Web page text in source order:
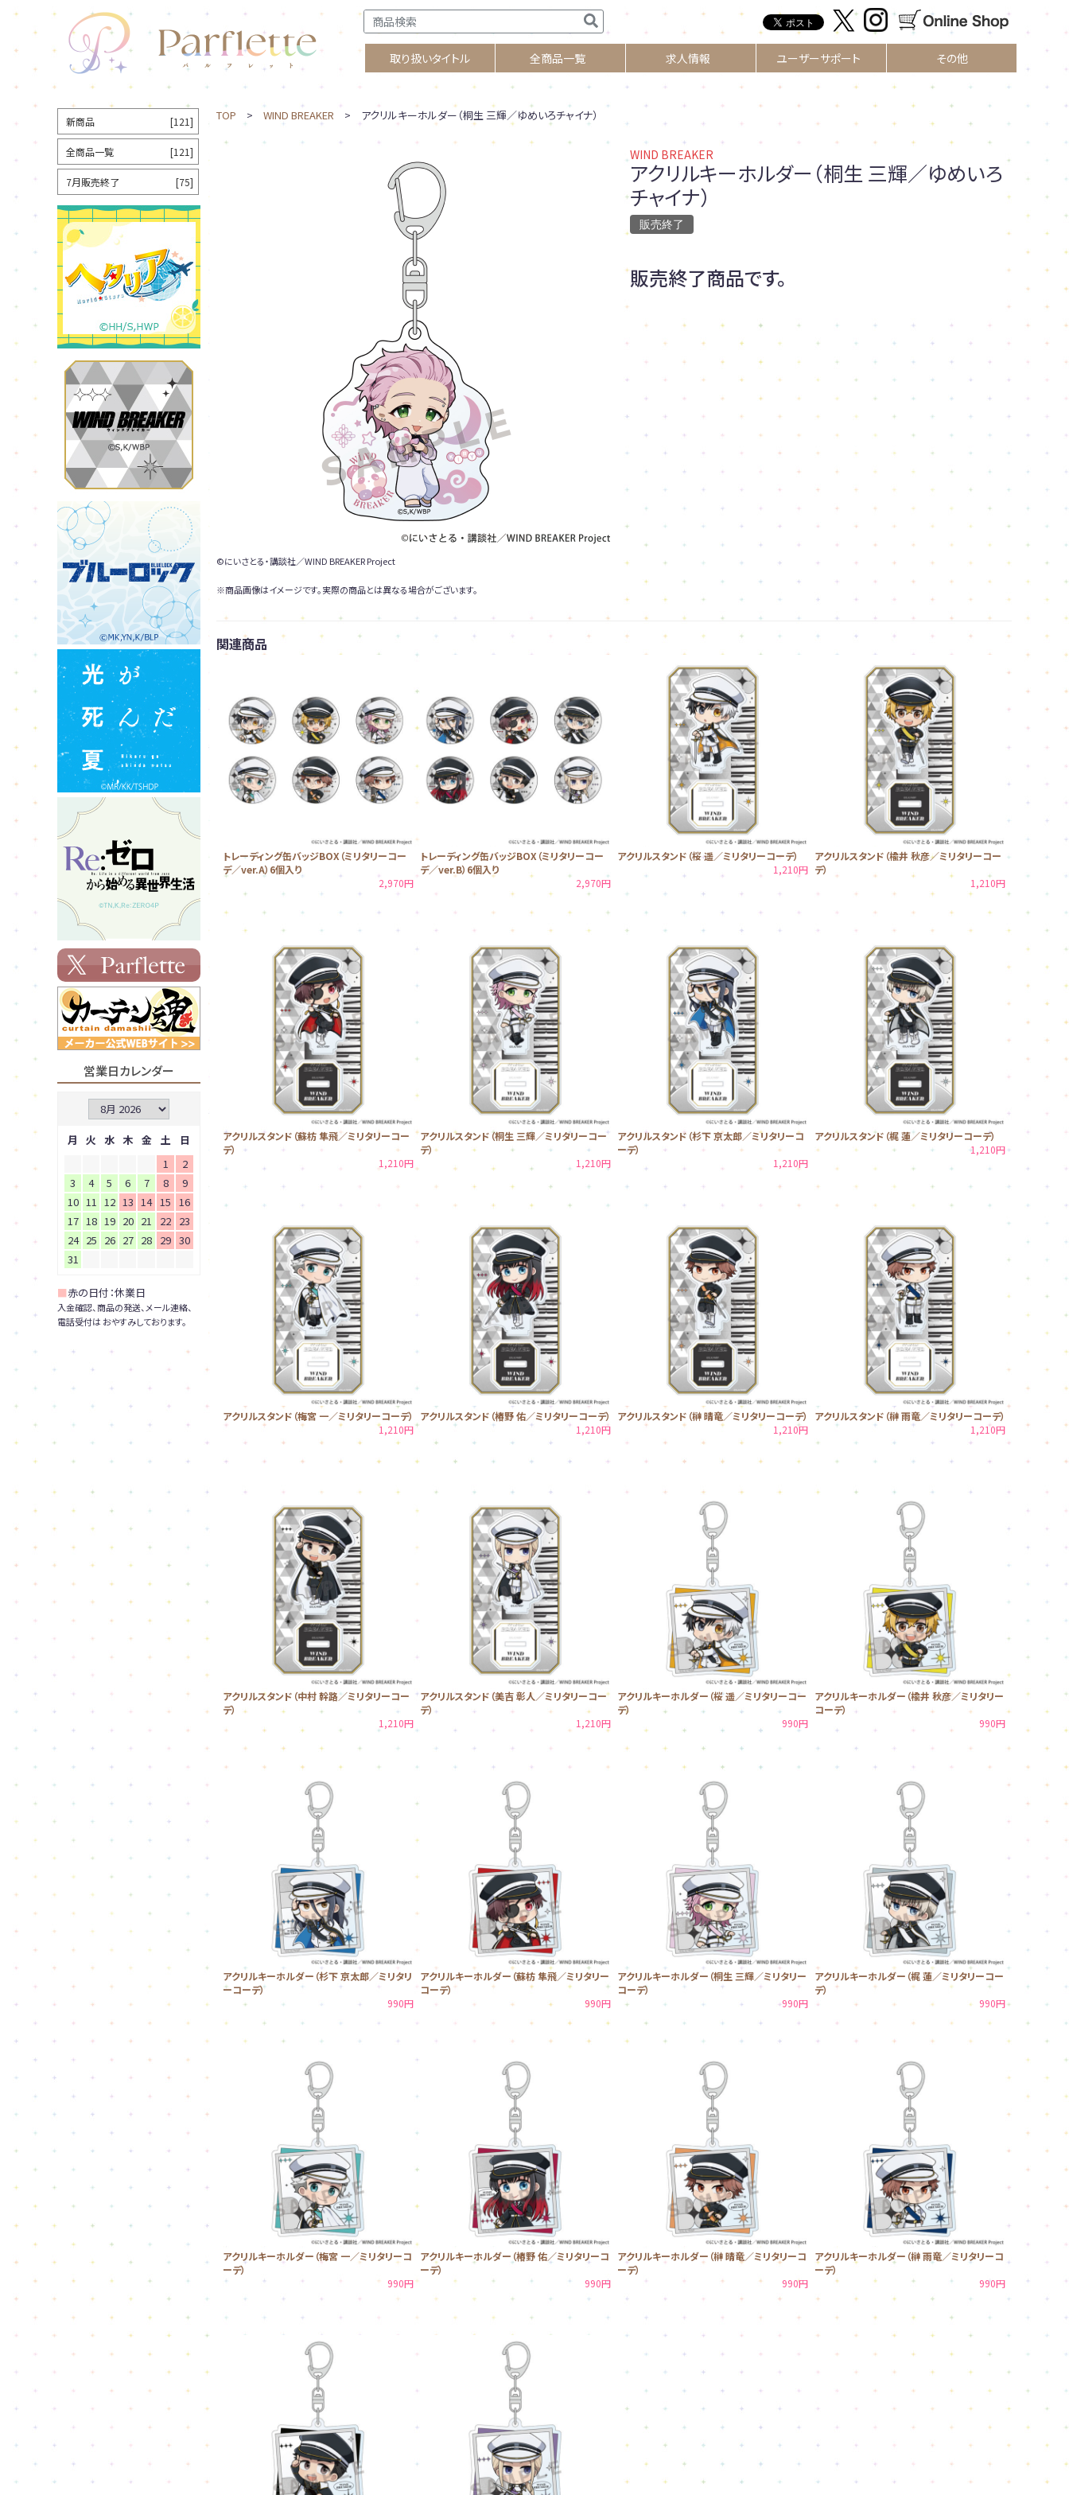
取り扱いタイトル 全商品一覧 求人情報 ユーザーサポート その他
TOP > WIND BREAKER > アクリルキーホルダー（桐生 三輝／ゆめいろチャイナ）
©にいさとる・講談社／WIND BREAKER Project
※商品画像はイメージです。実際の商品とは異なる場合がございます。
WIND BREAKER
アクリルキーホルダー（桐生 三輝／ゆめいろ
チャイナ）
販売終了
販売終了商品です。
関連商品
トレーディング缶バッジBOX（ミリタリーコー
デ／ver.A）6個入り
2,970円
トレーディング缶バッジBOX（ミリタリーコー
デ／ver.B）6個入り
2,970円
アクリルスタンド（桜 遥／ミリタリーコーデ）
1,210円
アクリルスタンド（楡井 秋彦／ミリタリーコー
デ）
1,210円
アクリルスタンド（蘇枋 隼飛／ミリタリーコー
デ）
1,210円
アクリルスタンド（桐生 三輝／ミリタリーコー
デ）
1,210円
アクリルスタンド（杉下 京太郎／ミリタリーコ
ーデ）
1,210円
アクリルスタンド（梶 蓮／ミリタリーコーデ）
1,210円
アクリルスタンド（梅宮 一／ミリタリーコーデ）
1,210円
アクリルスタンド（椿野 佑／ミリタリーコーデ）
1,210円
アクリルスタンド（榊 晴竜／ミリタリーコーデ）
1,210円
アクリルスタンド（榊 雨竜／ミリタリーコーデ）
1,210円
アクリルスタンド（中村 幹路／ミリタリーコー
デ）
1,210円
アクリルスタンド（美吉 彰人／ミリタリーコー
デ）
1,210円
アクリルキーホルダー（桜 遥／ミリタリーコー
デ）
990円
アクリルキーホルダー（楡井 秋彦／ミリタリー
コーデ）
990円
アクリルキーホルダー（杉下 京太郎／ミリタリ
ーコーデ）
990円
アクリルキーホルダー（蘇枋 隼飛／ミリタリー
コーデ）
990円
アクリルキーホルダー（桐生 三輝／ミリタリー
コーデ）
990円
アクリルキーホルダー（梶 蓮／ミリタリーコー
デ）
990円
アクリルキーホルダー（梅宮 一／ミリタリーコ
ーデ）
990円
アクリルキーホルダー（椿野 佑／ミリタリーコ
ーデ）
990円
アクリルキーホルダー（榊 晴竜／ミリタリーコ
ーデ）
990円
アクリルキーホルダー（榊 雨竜／ミリタリーコ
ーデ）
990円
新商品 [121]
全商品一覧 [121]
7月販売終了 [75]
営業日カレンダー
月 火 水 木 金 土
日
1
2
3
4 5 6 7 8
9
10 11 12 13 14 15
16
17 18 19 20 21 22 23
24 25 26 27 28 29 30
31
■赤の日付：休業日
入金確認、商品の発送、メール連絡、
電話受付は おやすみしております。